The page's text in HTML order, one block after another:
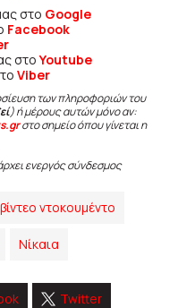
στο Google
Facebook
στοYoutube
Viber
των πληροφοριών του
) ή μέρους αυτών μόνο αν:
στο σημείο όπου γίνεται η
ενεργός σύνδεσμος
βίντεο ντοκουμέντο
Νίκαια
Twitter